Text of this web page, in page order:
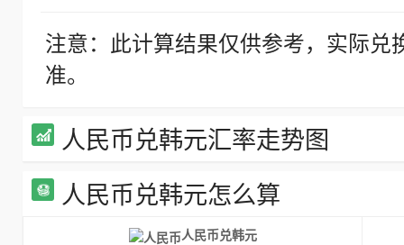
注意：此计算结果仅供参考，实际
准。
人民币兑韩元汇率走势图
人民币兑韩元怎么算
人民币兑韩元